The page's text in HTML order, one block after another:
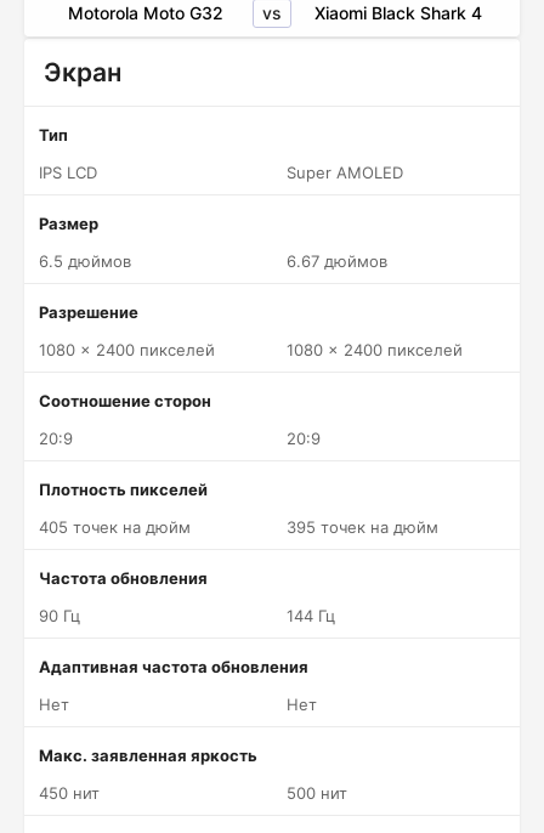
Motorola Moto G32 vs Xiaomi Black Shark 4
Экран
Тип
IPS LCD
Super AMOLED
Размер
6.5 дюймов
6.67 дюймов
Разрешение
1080 x 2400 пикселей
1080 x 2400 пикселей
Соотношение сторон
20:9
20:9
Плотность пикселей
405 точек на дюйм
395 точек на дюйм
Частота обновления
90 Гц
144 Гц
Адаптивная частота обновления
Нет
Нет
Макс. заявленная яркость
450 нит
500 нит